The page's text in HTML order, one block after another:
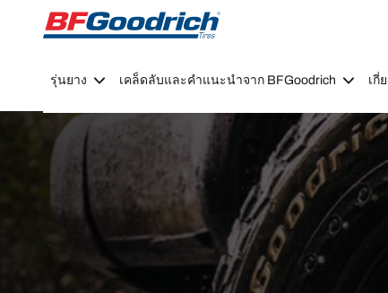
Go to page content
Go to page navigation
รุ่นยาง เคล็ดลับและคำแนะนำจาก BFGoodrich เกี่